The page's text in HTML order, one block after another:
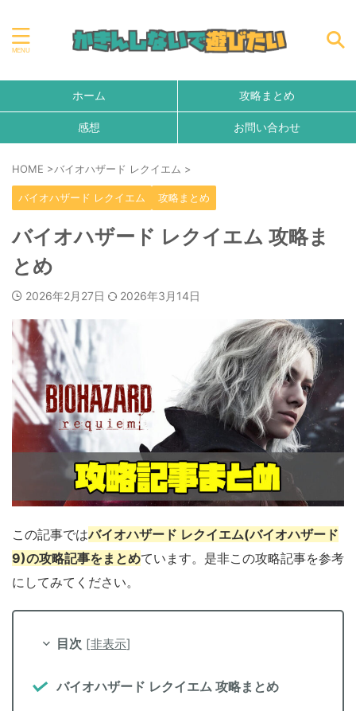
ホーム 攻略まとめ
感想 お問い合わせ
HOME >バイオハザード レクイエム >
バイオハザード レクイエム 攻略まとめ
バイオハザード レクイエム 攻略ま
とめ
2026年2月27日 2026年3月14日
この記事ではバイオハザード レクイエム(バイオハザード
9)の攻略記事をまとめています。是非この攻略記事を参考
にしてみてください。
目次 [非表示]
バイオハザード レクイエム 攻略まとめ